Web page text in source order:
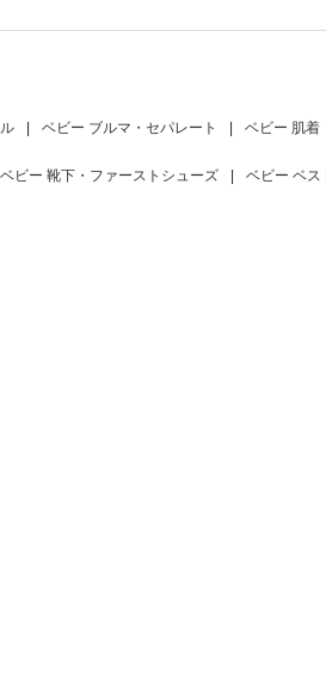
ベビー ブルマ・セパレート ベビー 肌着
ベビー 靴下・ファーストシューズ ベビー ベス